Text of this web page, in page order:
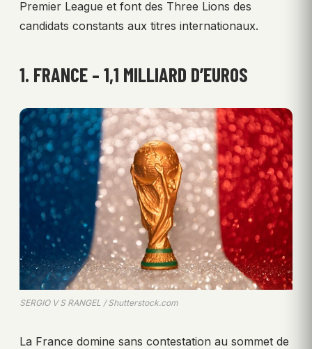
Premier League et font des Three Lions des
candidats constants aux titres internationaux.
1. FRANCE – 1,1 MILLIARD D’EUROS
SERGIO V S RANGEL / Shutterstock.com
La France domine sans contestation au sommet de